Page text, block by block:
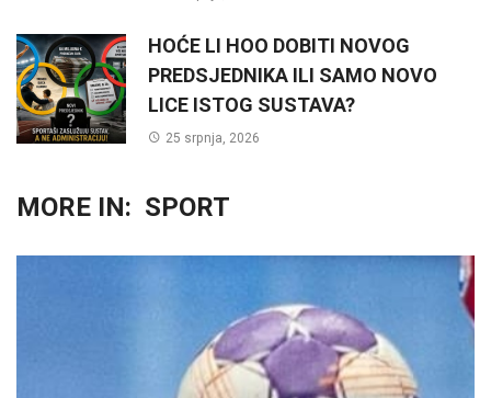
HOĆE LI HOO DOBITI NOVOG
PREDSJEDNIKA ILI SAMO NOVO
LICE ISTOG SUSTAVA?
25 srpnja, 2026
MORE IN: SPORT